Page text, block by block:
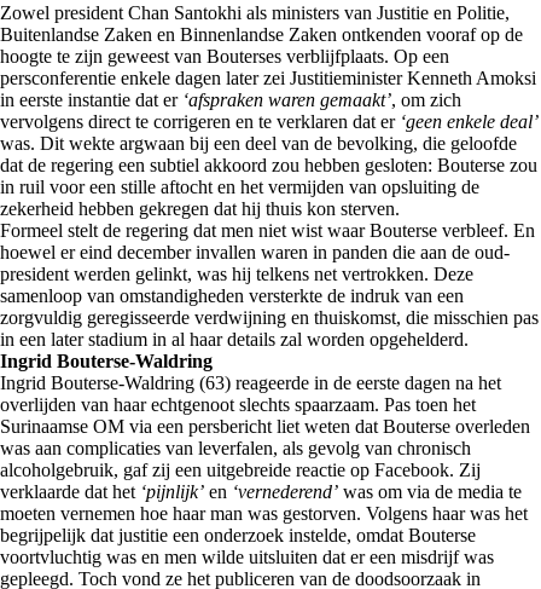
Zowel president Chan Santokhi als ministers van Justitie en Politie,
Buitenlandse Zaken en Binnenlandse Zaken ontkenden vooraf op de
hoogte te zijn geweest van Bouterses verblijfplaats. Op een
persconferentie enkele dagen later zei Justitieminister Kenneth Amoksi
in eerste instantie dat er ‘afspraken waren gemaakt’, om zich
vervolgens direct te corrigeren en te verklaren dat er ‘geen enkele deal’
was. Dit wekte argwaan bij een deel van de bevolking, die geloofde
dat de regering een subtiel akkoord zou hebben gesloten: Bouterse zou
in ruil voor een stille aftocht en het vermijden van opsluiting de
zekerheid hebben gekregen dat hij thuis kon sterven.
Formeel stelt de regering dat men niet wist waar Bouterse verbleef. En
hoewel er eind december invallen waren in panden die aan de oud-
president werden gelinkt, was hij telkens net vertrokken. Deze
samenloop van omstandigheden versterkte de indruk van een
zorgvuldig geregisseerde verdwijning en thuiskomst, die misschien pas
in een later stadium in al haar details zal worden opgehelderd.
Ingrid Bouterse-Waldring
Ingrid Bouterse-Waldring (63) reageerde in de eerste dagen na het
overlijden van haar echtgenoot slechts spaarzaam. Pas toen het
Surinaamse OM via een persbericht liet weten dat Bouterse overleden
was aan complicaties van leverfalen, als gevolg van chronisch
alcoholgebruik, gaf zij een uitgebreide reactie op Facebook. Zij
verklaarde dat het ‘pijnlijk’ en ‘vernederend’ was om via de media te
moeten vernemen hoe haar man was gestorven. Volgens haar was het
begrijpelijk dat justitie een onderzoek instelde, omdat Bouterse
voortvluchtig was en men wilde uitsluiten dat er een misdrijf was
gepleegd. Toch vond ze het publiceren van de doodsoorzaak in